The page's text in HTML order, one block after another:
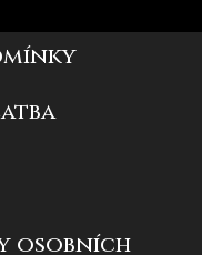
osobních